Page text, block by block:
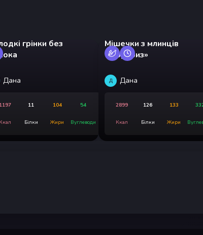
грінки без
Дана
1197
Ккал
11
Білки
104
Жири
54
Вуглеводи
Мішечки з млинців
«Сюрприз»
Д Дана
2899
Ккал
126
Білки
133
Жири